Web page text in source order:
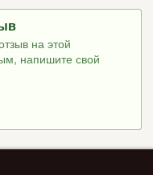
на этой
напишите свой